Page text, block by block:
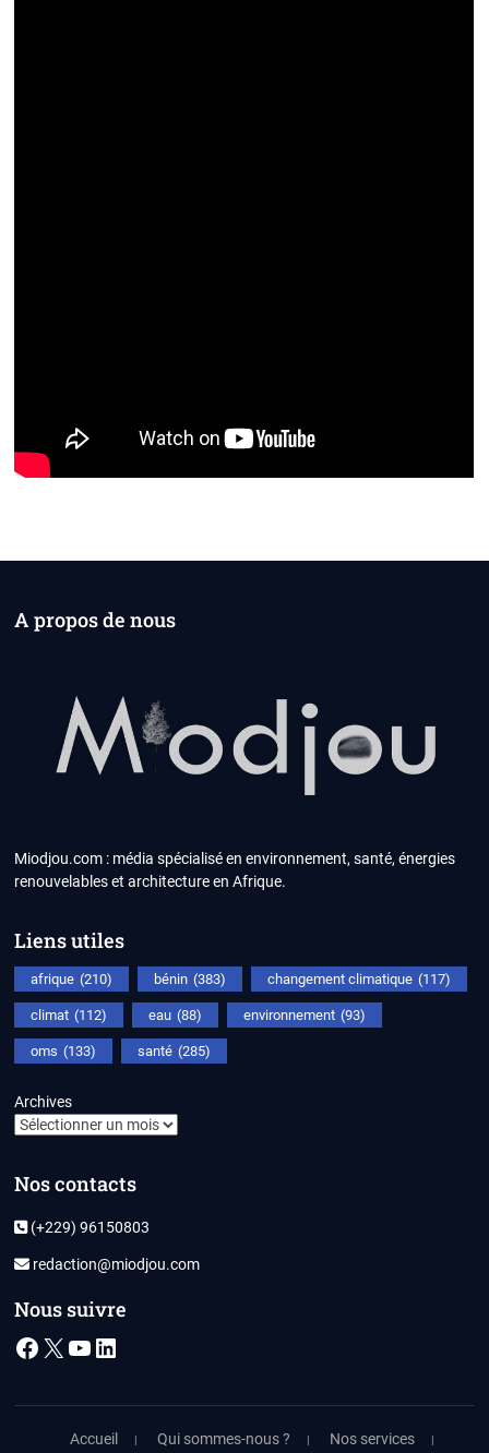
A propos de nous
Miodjou.com : média spécialisé en environnement, santé, énergies
renouvelables et architecture en Afrique.
Liens utiles
afrique (210) bénin (383) changement climatique (117)
climat (112) eau (88) environnement (93)
oms (133) santé (285)
Archives
Nos contacts
(+229) 96150803
redaction@miodjou.com
Nous suivre
Facebook
X YouTube
LinkedIn
Accueil Qui sommes-nous ? Nos services